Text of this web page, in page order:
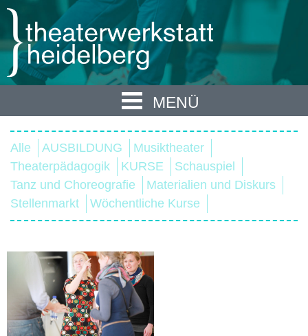
MENÜ
Alle AUSBILDUNG
Musiktheater
Theaterpädagogik
KURSE
Schauspiel
Tanz und Choreografie
Materialien und Diskurs
Stellenmarkt
Wöchentliche Kurse